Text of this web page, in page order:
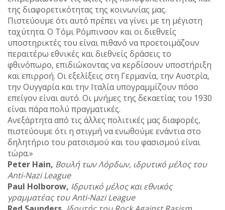
της διαφορετικότητας της κοινωνίας μας.
Πιστεύουμε ότι αυτό πρέπει να γίνει με τη μέγιστη
ταχύτητα. Ο Τόμι Ρόμπινσον και οι διεθνείς
υποστηρικτές του είναι πιθανό να προετοιμάζουν
περαιτέρω εθνικές και διεθνείς δράσεις το
φθινόπωρο, επιδιώκοντας να κερδίσουν υποστήριξη
και επιρροή. Οι εξελίξεις στη Γερμανία, την Αυστρία,
την Ουγγαρία και την Ιταλία υπογραμμίζουν πόσο
επείγον είναι αυτό. Οι μνήμες της δεκαετίας του 1930
είναι πάρα πολύ πραγματικές.
Ανεξάρτητα από τις άλλες πολιτικές μας διαφορές,
πιστεύουμε ότι η στιγμή να ενωθούμε ενάντια στο
δηλητήριο του ρατσισμού και του φασισμού είναι
τώρα.»
Peter Hain, Βουλή των Λόρδων, ιδρυτικό μέλος του
Anti-Nazi League
Paul Holborow, Ιδρυτικό μέλος και εθνικός
γραμματέας του Anti-Nazi League